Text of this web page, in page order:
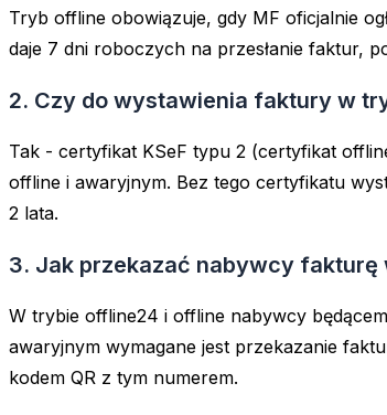
Tryb offline obowiązuje, gdy MF oficjalnie
daje 7 dni roboczych na przesłanie faktur,
2. Czy do wystawienia faktury w
Tak - certyfikat KSeF typu 2 (certyfikat
offline i awaryjnym. Bez tego certyfikatu
2 lata.
3. Jak przekazać nabywcy fakturę
W trybie offline24 i offline nabywcy
awaryjnym wymagane jest przekazanie
kodem QR z tym numerem.